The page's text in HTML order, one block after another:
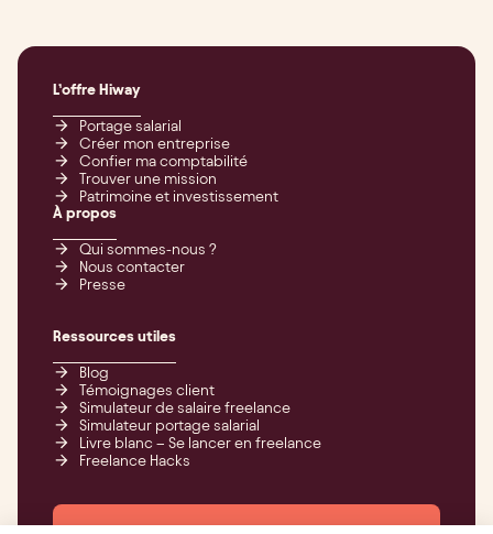
L’offre Hiway
Portage salarial
Créer mon entreprise
Confier ma comptabilité
Trouver une mission
Patrimoine et investissement
À propos
Qui sommes-nous ?
Nous contacter
Presse
Ressources utiles
Blog
Témoignages client
Simulateur de salaire freelance
Simulateur portage salarial
Livre blanc – Se lancer en freelance
Freelance Hacks